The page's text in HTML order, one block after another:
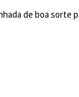
de boa sorte